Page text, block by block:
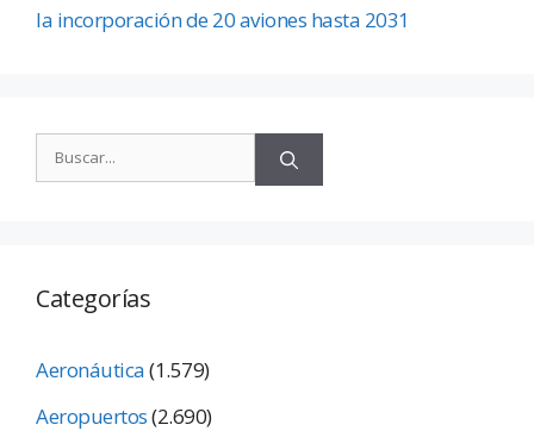
la incorporación de 20 aviones hasta 2031
Categorías
Aeronáutica(1.579)
Aeropuertos(2.690)